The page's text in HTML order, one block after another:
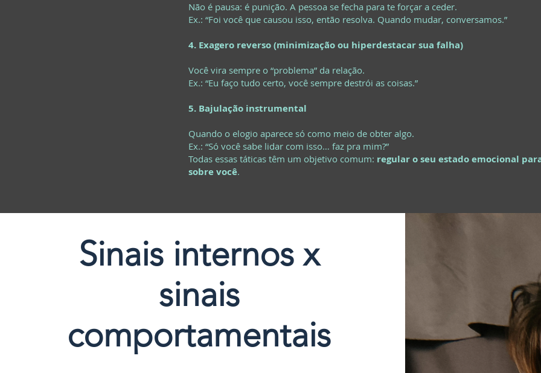
Não é pausa: é punição. A pessoa se fecha para te forçar a ceder.
Ex.: “Foi você que causou isso, então resolva. Quando mudar, conversamos.”
4. Exagero reverso (minimização ou hiperdestacar sua falha)
Você vira sempre o “problema” da relação.
Ex.: “Eu faço tudo certo, você sempre destrói as coisas.”
5. Bajulação instrumental
Quando o elogio aparece só como meio de obter algo.
Ex.: “Só você sabe lidar com isso… faz pra mim?”
Todas essas táticas têm um objetivo comum: regular o seu estado emocional
sobre você.
Sinais internos x
sinais
comportamentais